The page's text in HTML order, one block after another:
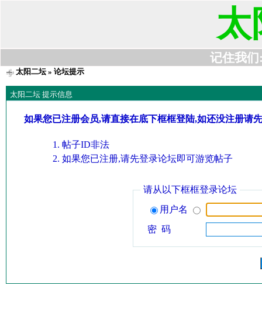
太
记住我们
太阳二坛» 论坛提示
太阳二坛 提示信息
如果您已注册会员,请直接在底下框框登陆,如还没注册请
帖子ID非法
如果您已注册,请先登录论坛即可游览帖子
请从以下框框登录论坛
用户名
密 码